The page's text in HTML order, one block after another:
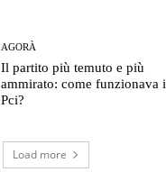
AGORÀ
Il partito più temuto e più
ammirato: come funzionava
Pci?
Load more